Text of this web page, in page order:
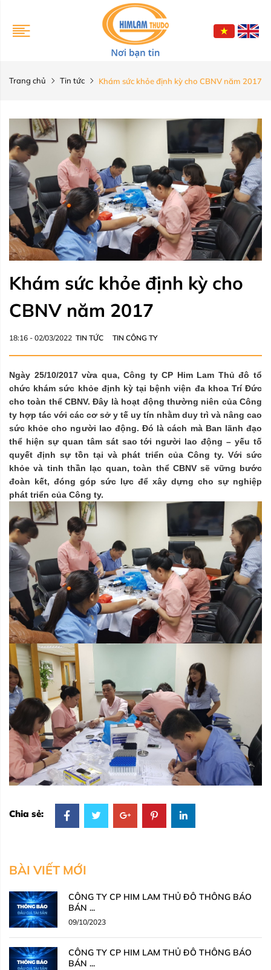
Trang chủ Tin tức Khám sức khỏe định kỳ cho CBNV năm 2017
Khám sức khỏe định kỳ cho
CBNV năm 2017
18:16 - 02/03/2022 TIN TỨC TIN CÔNG TY
Ngày 25/10/2017 vừa qua, Công ty CP Him Lam Thủ đô tổ
chức khám sức khỏe định kỳ tại bệnh viện đa khoa Trí Đức
cho toàn thể CBNV. Đây là hoạt động thường niên của Công
ty hợp tác với các cơ sở y tế uy tín nhằm duy trì và nâng cao
sức khỏe cho người lao động. Đó là cách mà Ban lãnh đạo
thể hiện sự quan tâm sát sao tới người lao động – yếu tố
quyết định sự tồn tại và phát triển của Công ty. Với sức
khỏe và tinh thần lạc quan, toàn thể CBNV sẽ vững bước
đoàn kết, đóng góp sức lực để xây dựng cho sự nghiệp
phát triển của Công ty.
Chia sẻ:
BÀI VIẾT MỚI
CÔNG TY CP HIM LAM THỦ ĐÔ THÔNG BÁO
BÁN ...
09/10/2023
CÔNG TY CP HIM LAM THỦ ĐÔ THÔNG BÁO
BÁN ...